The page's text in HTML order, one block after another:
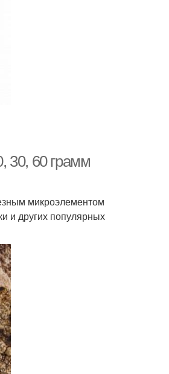
30, 60 грамм
микроэлементом
и других популярных